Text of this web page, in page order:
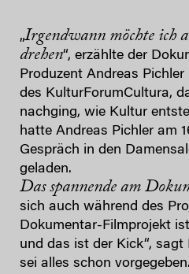
„Irgendwann möchte ich
drehen“, erzählte der
Produzent Andreas
des KulturForumCultura,
nachging, wie Kultur
hatte Andreas Pichler am
Gespräch in den
geladen.
Das spannende am
sich auch während des
Dokumentar-Filmprojekt
und das ist der Kick“, sagt
sei alles schon